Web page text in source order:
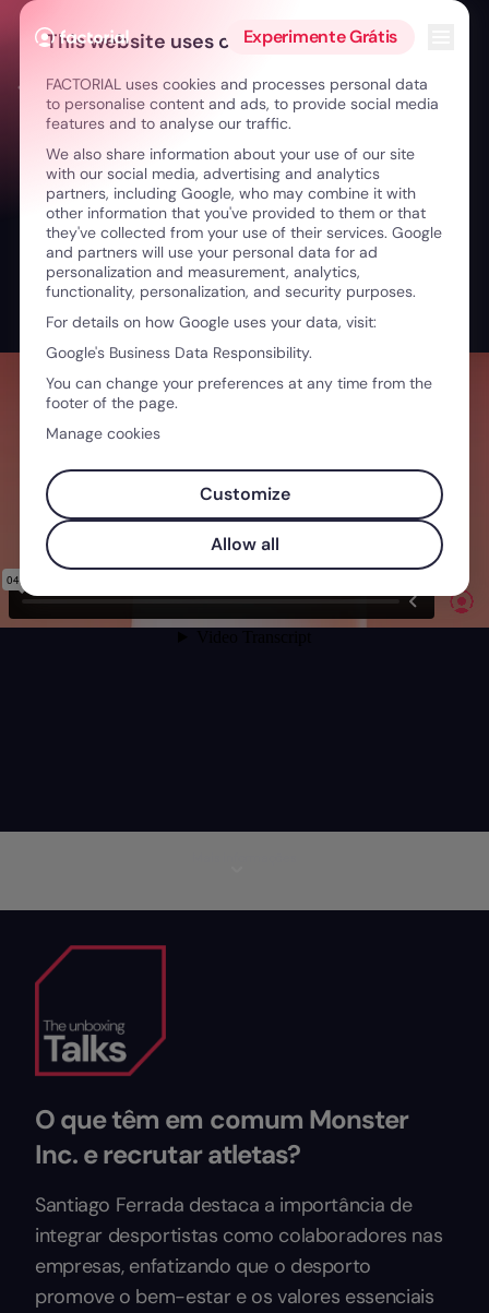
Ir para o conteúdo
Experimente Grátis
← De atleta a líder: bem-estar o crescimento sustentável
O que têm em comum Monster
Inc. e recrutar atletas?
Santiago Ferrada destaca a importância de
integrar desportistas como colaboradores nas
empresas, enfatizando que o desporto
promove o bem-estar e os valores essenciais
This website uses cookies
FACTORIAL uses cookies and processes personal data
to personalise content and ads, to provide social media
features and to analyse our traffic.
We also share information about your use of our site
with our social media, advertising and analytics
partners, including Google, who may combine it with
other information that you've provided to them or that
they've collected from your use of their services. Google
and partners will use your personal data for ad
personalization and measurement, analytics,
functionality, personalization, and security purposes.
For details on how Google uses your data, visit:
Google's Business Data Responsibility.
You can change your preferences at any time from the
footer of the page.
Manage cookies
Customize
Allow all